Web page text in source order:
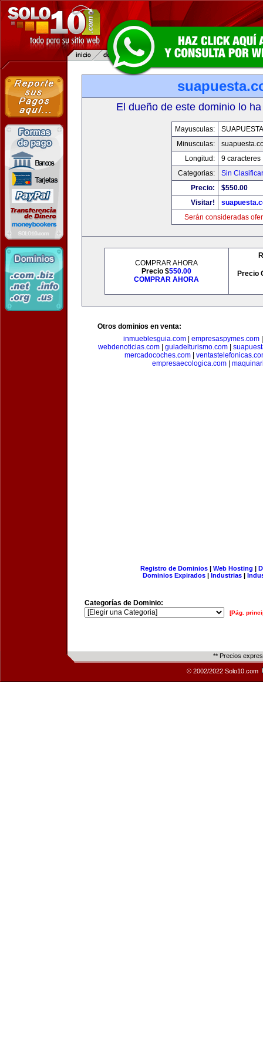
El dueño de este dominio lo
Mayusculas:
Minusculas:
Longitud:
9 caracteres
Categorias:
Sin Clasificar
Precio:
$550.00
Visitar!
Serán consideradas
COMPRAR AHORA
Precio $550.00
COMPRAR AHORA
Precio
Otros dominios en venta:
inmueblesguia.com| empresaspymes.com
webdenoticias.com
guiadelturismo.com
mercadocoches.com|
empresaecologica.com
Registro de Dominios| Web Hosting |
Dominios Expirados | Industrias |
Categorías de Dominio:
[Pág.
** Precios
© 2002/2022 Solo10.com